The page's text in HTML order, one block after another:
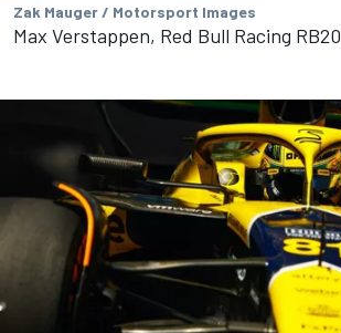
Zak Mauger / Motorsport Images
Max Verstappen, Red Bull Racing RB20